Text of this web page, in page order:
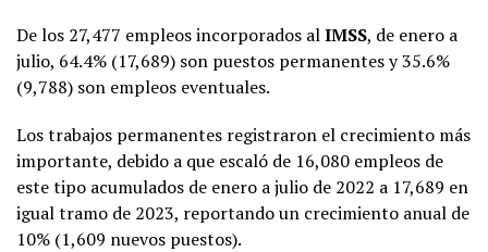
De los 27,477 empleos incorporados alIMSS, de enero a
julio, 64.4% (17,689) son puestos permanentes y 35.6%
(9,788) son empleos eventuales.
Los trabajos permanentes registraron el crecimiento más
importante, debido a que escaló de 16,080 empleos de
este tipo acumulados de enero a julio de 2022 a 17,689 en
igual tramo de 2023, reportando un crecimiento anual de
10% (1,609 nuevos puestos).